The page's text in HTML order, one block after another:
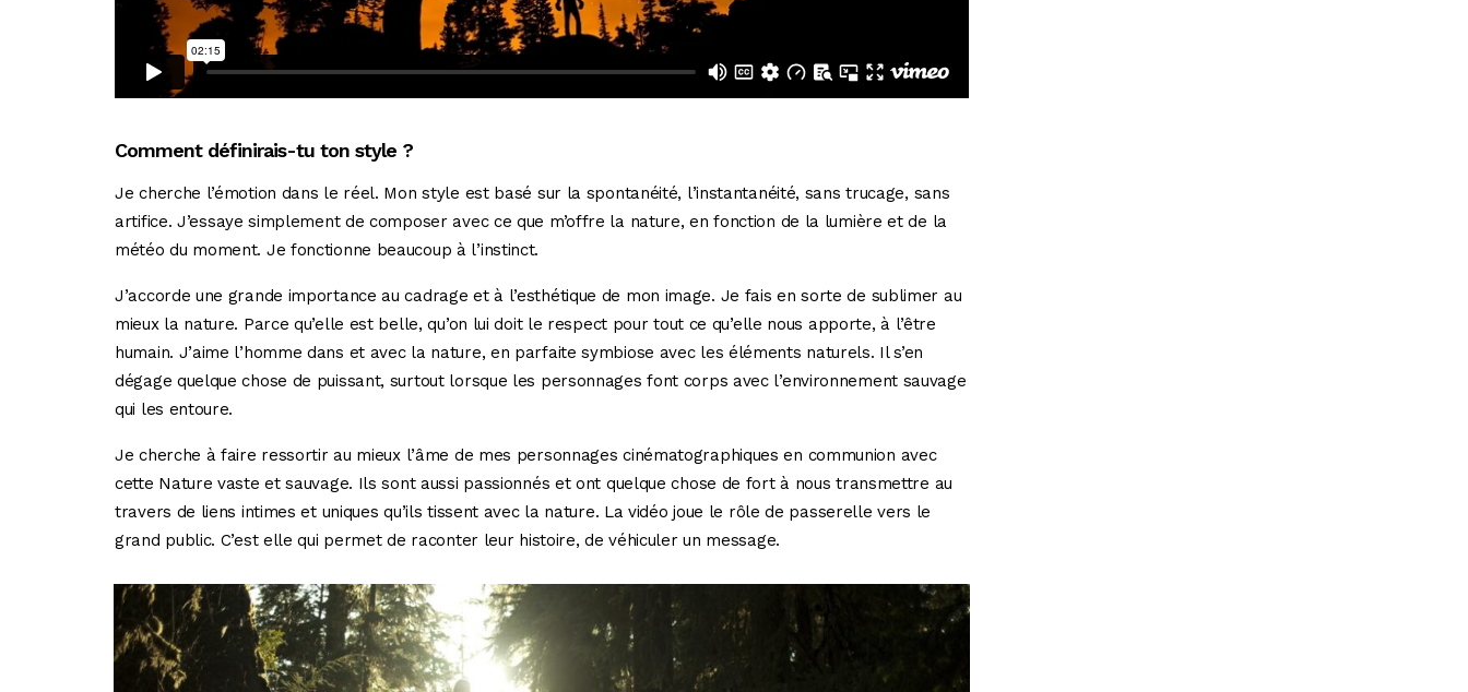
Comment définirais-tu ton style ?
Je cherche l’émotion dans le réel. Mon style est basé sur la spontanéité, l’instantanéité, sans trucage, sans
artifice. J’essaye simplement de composer avec ce que m’offre la nature, en fonction de la lumière et de la
météo du moment. Je fonctionne beaucoup à l’instinct.
J’accorde une grande importance au cadrage et à l’esthétique de mon image. Je fais en sorte de sublimer au
mieux la nature. Parce qu’elle est belle, qu’on lui doit le respect pour tout ce qu’elle nous apporte, à l’être
humain. J’aime l’homme dans et avec la nature, en parfaite symbiose avec les éléments naturels. Il s’en
dégage quelque chose de puissant, surtout lorsque les personnages font corps avec l’environnement sauvage
qui les entoure.
Je cherche à faire ressortir au mieux l’âme de mes personnages cinématographiques en communion avec
cette Nature vaste et sauvage. Ils sont aussi passionnés et ont quelque chose de fort à nous transmettre au
travers de liens intimes et uniques qu’ils tissent avec la nature. La vidéo joue le rôle de passerelle vers le
grand public. C’est elle qui permet de raconter leur histoire, de véhiculer un message.